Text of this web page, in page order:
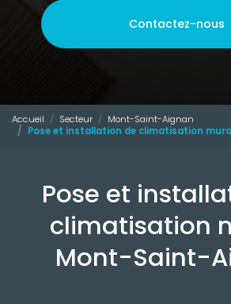
Contactez-nous
Accueil Secteur
Mont-Saint-Aignan
Pose et installation de climatisation
Pose et
climatisation
Mont-Saint-